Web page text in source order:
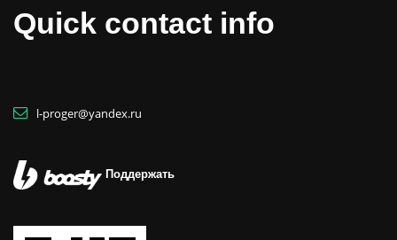
Quick contact info
l-proger@yandex.ru
Поддержать